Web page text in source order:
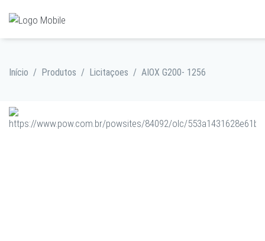
Início / Produtos / Licitaçoes / AIOX G200- 1256